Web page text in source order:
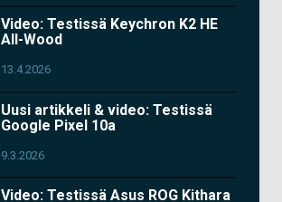
Video: Testissä Keychron K2 HE
All-Wood
13.4.2026
Uusi artikkeli & video: Testissä
Google Pixel 10a
9.3.2026
Video: Testissä Asus ROG Kithara